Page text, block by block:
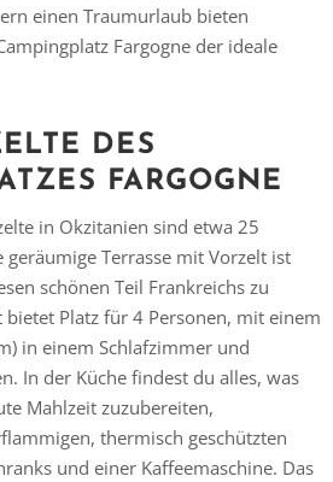
einen Traumurlaub bieten
Fargogne der ideale
DES
FARGOGNE
in Okzitanien sind etwa 25
Terrasse mit Vorzelt ist
schönen Teil Frankreichs zu
bietet Platz für 4 Personen, mit einem
in einem Schlafzimmer und
In der Küche findest du alles, was
Mahlzeit zuzubereiten,
thermisch geschützten
und einer Kaffeemaschine. Das